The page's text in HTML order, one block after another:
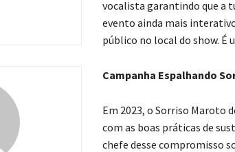
vocalista garantindo que a
evento ainda mais
público no local do show. É
Campanha Espalhando
Em 2023, o Sorriso Maroto
com as boas práticas de
chefe desse compromisso